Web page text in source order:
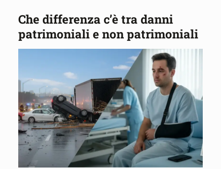
Che differenza c’è tra danni
patrimoniali e non patrimoniali